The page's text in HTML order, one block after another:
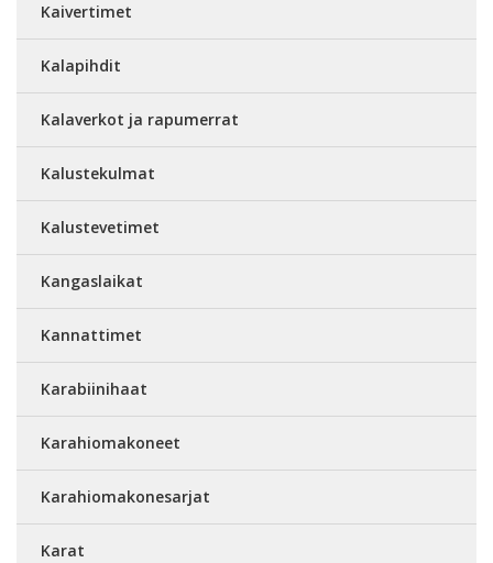
Kaivertimet
Kalapihdit
Kalaverkot ja rapumerrat
Kalustekulmat
Kalustevetimet
Kangaslaikat
Kannattimet
Karabiinihaat
Karahiomakoneet
Karahiomakonesarjat
Karat